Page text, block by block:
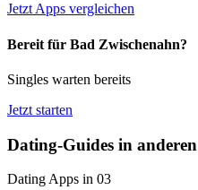
Jetzt Apps vergleichen
Bereit für Bad Zwischenahn?
Singles warten bereits
Jetzt starten
Dating-Guides in
Dating Apps in 03